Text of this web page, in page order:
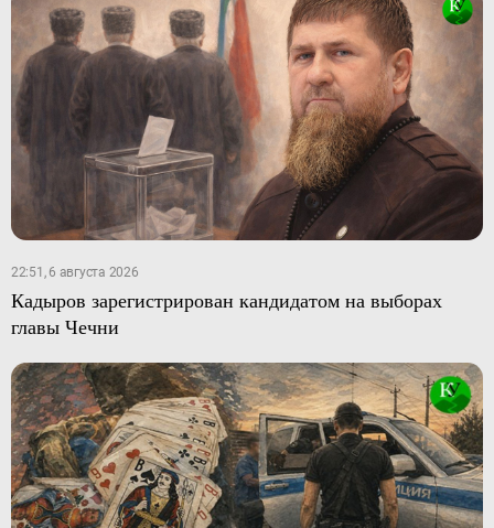
22:51, 6 августа 2026
Кадыров зарегистрирован кандидатом на выборах
главы Чечни